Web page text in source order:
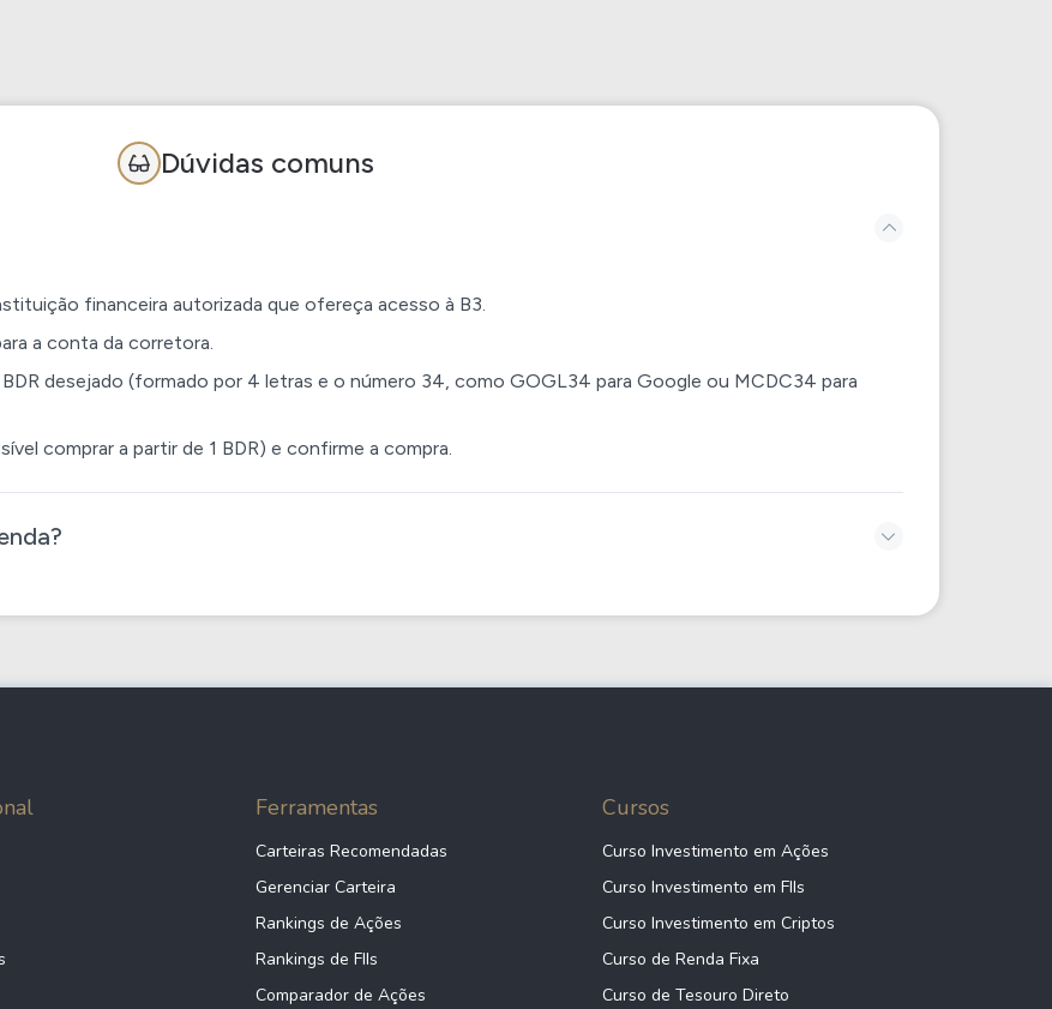
Dúvidas comuns
financeira autorizada que ofereça acesso à B3.
a conta da corretora.
desejado (formado por 4 letras e o número 34, como GOGL34 para Google ou MCDC34 para
comprar a partir de 1 BDR) e confirme a compra.
Ferramentas
Carteiras Recomendadas
Gerenciar Carteira
Rankings de Ações
Rankings de FIIs
Comparador de Ações
Cursos
Curso Investimento em Ações
Curso Investimento em FIIs
Curso Investimento em Criptos
Curso de Renda Fixa
Curso de Tesouro Direto